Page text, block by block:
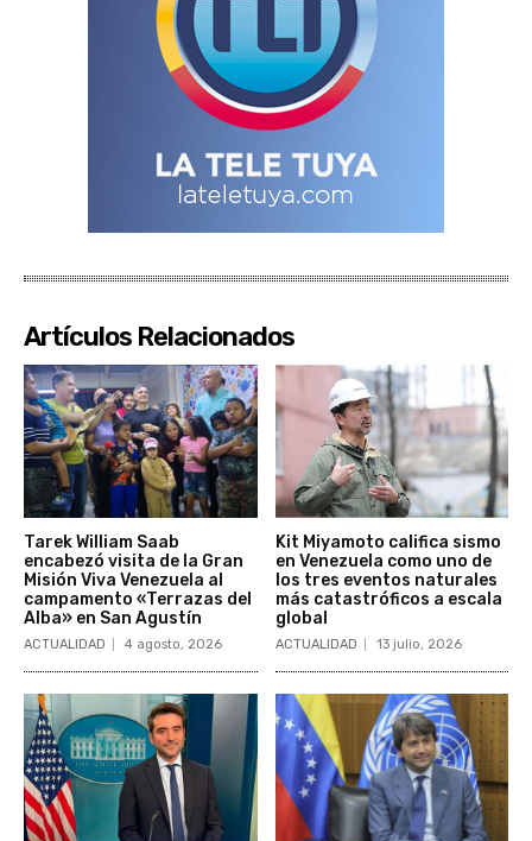
Artículos Relacionados
Tarek William Saab
encabezó visita de la Gran
Misión Viva Venezuela al
campamento «Terrazas del
Alba» en San Agustín
ACTUALIDAD 4 agosto, 2026
Kit Miyamoto califica sismo
en Venezuela como uno de
los tres eventos naturales
más catastróficos a escala
global
ACTUALIDAD 13 julio, 2026